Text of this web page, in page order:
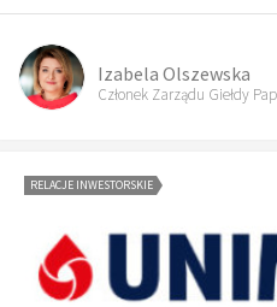
Izabela Olszewska
Członek Zarządu Giełdy
RELACJE INWESTORSKIE